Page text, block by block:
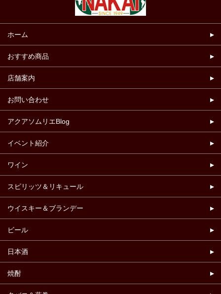
ホーム
おすすめ商品
店舗案内
お問い合わせ
アクアソムリエBlog
イベント紹介
ワイン
スピリッツ＆リキュール
ウイスキー＆ブランデー
ビール
日本酒
焼酎